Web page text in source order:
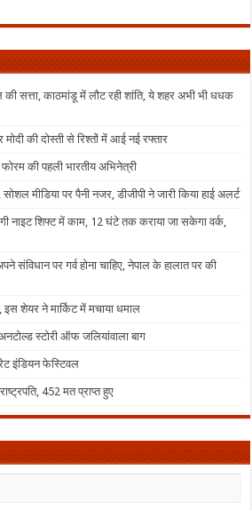
सत्ता, काठमांडू में लौट रही शांति, ये शहर अभी भी धधक
की दोस्ती से रिश्तों में आई नई रफ्तार
की पहली भारतीय अभिनेत्री
मीडिया पर पैनी नजर, डीजीपी ने जारी किया हाई अलर्ट
नाइट शिफ्ट में काम, 12 घंटे तक कराया जा सकेगा वर्क,
पर गर्व होना चाहिए, नेपाल के हालात पर की
शेयर ने मार्किट में मचाया धमाल
स्टोरी ऑफ जलियांवाला बाग
इंडियन फेस्टिवल
452 मत प्राप्त हुए